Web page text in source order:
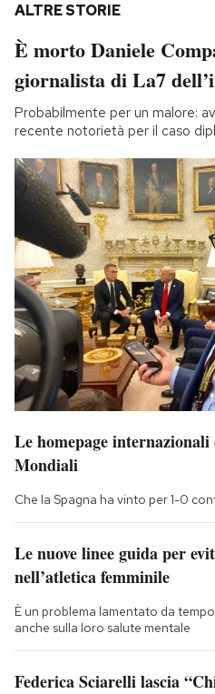
ALTRE STORIE
È morto Daniele
giornalista di La7
Probabilmente per un malore:
recente notorietà per il caso
Le homepage
Mondiali
Che la Spagna ha vinto per 1-0
Le nuove linee guida per
nell’atletica femminile
È un problema lamentato da
anche sulla loro salute mentale
Federica Sciarelli lascia